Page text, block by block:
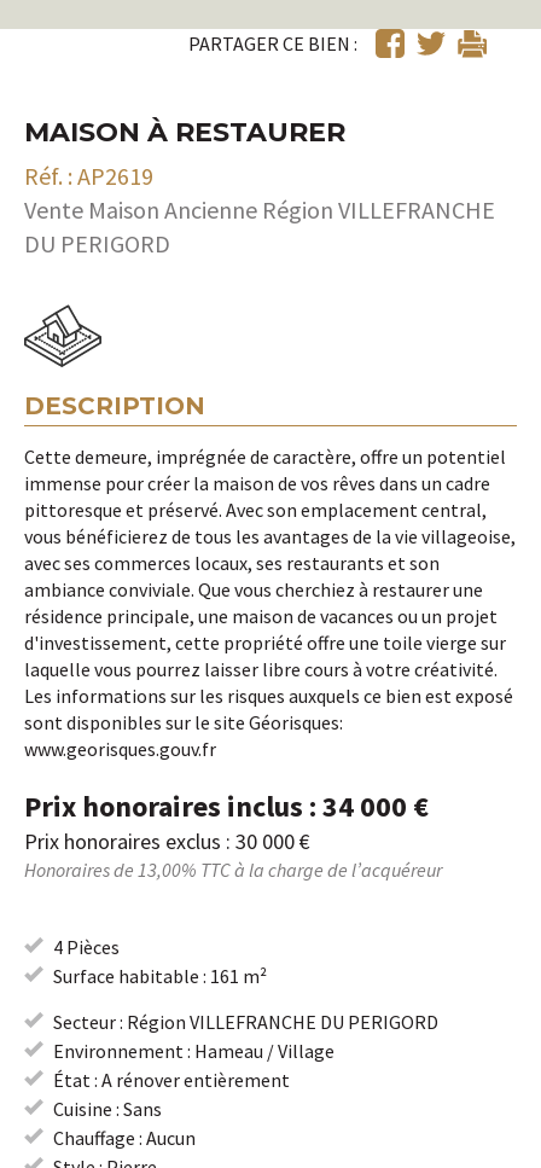
PARTAGER CE BIEN :
MAISON À RESTAURER
Réf. : AP2619
Vente Maison Ancienne Région VILLEFRANCHE
DU PERIGORD
DESCRIPTION
Cette demeure, imprégnée de caractère, offre un potentiel
immense pour créer la maison de vos rêves dans un cadre
pittoresque et préservé. Avec son emplacement central,
vous bénéficierez de tous les avantages de la vie villageoise,
avec ses commerces locaux, ses restaurants et son
ambiance conviviale. Que vous cherchiez à restaurer une
résidence principale, une maison de vacances ou un projet
d'investissement, cette propriété offre une toile vierge sur
laquelle vous pourrez laisser libre cours à votre créativité.
Les informations sur les risques auxquels ce bien est exposé
sont disponibles sur le site Géorisques:
www.georisques.gouv.fr
Prix honoraires inclus : 34 000 €
Prix honoraires exclus : 30 000 €
Honoraires de 13,00% TTC à la charge de l’acquéreur
4 Pièces
Surface habitable : 161 m²
Secteur : Région VILLEFRANCHE DU PERIGORD
Environnement : Hameau / Village
État : A rénover entièrement
Cuisine : Sans
Chauffage : Aucun